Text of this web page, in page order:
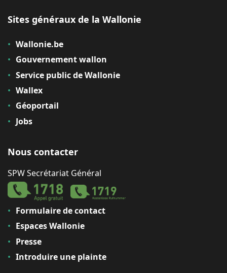
Sites généraux de la Wallonie
Wallonie.be
Gouvernement wallon
Service public de Wallonie
Wallex
Géoportail
Jobs
Nous contacter
SPW Secrétariat Général
Formulaire de contact
Espaces Wallonie
Presse
Introduire une plainte